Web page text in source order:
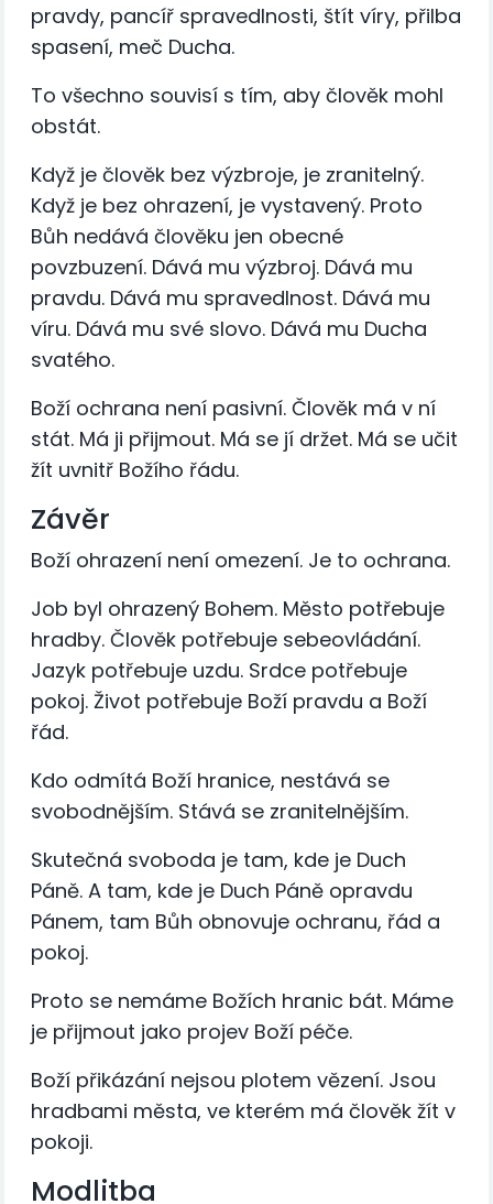
pravdy, pancíř spravedlnosti, štít víry, přilba
spasení, meč Ducha.
To všechno souvisí s tím, aby člověk mohl
obstát.
Když je člověk bez výzbroje, je zranitelný.
Když je bez ohrazení, je vystavený. Proto
Bůh nedává člověku jen obecné
povzbuzení. Dává mu výzbroj. Dává mu
pravdu. Dává mu spravedlnost. Dává mu
víru. Dává mu své slovo. Dává mu Ducha
svatého.
Boží ochrana není pasivní. Člověk má v ní
stát. Má ji přijmout. Má se jí držet. Má se učit
žít uvnitř Božího řádu.
Závěr
Boží ohrazení není omezení. Je to ochrana.
Job byl ohrazený Bohem. Město potřebuje
hradby. Člověk potřebuje sebeovládání.
Jazyk potřebuje uzdu. Srdce potřebuje
pokoj. Život potřebuje Boží pravdu a Boží
řád.
Kdo odmítá Boží hranice, nestává se
svobodnějším. Stává se zranitelnějším.
Skutečná svoboda je tam, kde je Duch
Páně. A tam, kde je Duch Páně opravdu
Pánem, tam Bůh obnovuje ochranu, řád a
pokoj.
Proto se nemáme Božích hranic bát. Máme
je přijmout jako projev Boží péče.
Boží přikázání nejsou plotem vězení. Jsou
hradbami města, ve kterém má člověk žít v
pokoji.
Modlitba